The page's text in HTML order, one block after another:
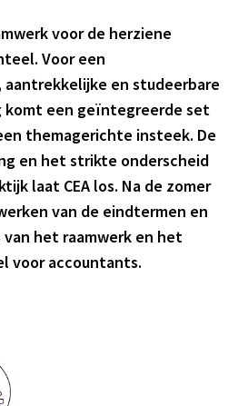
voor de herziene
Voor een
en studeerbare
komt een geïntegreerde set
themagerichte insteek. De
en het strikte onderscheid
laat CEA los. Na de zomer
van de eindtermen en
van het raamwerk en het
voor accountants.